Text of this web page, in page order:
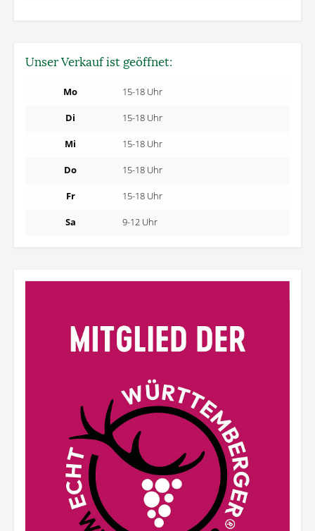
Unser Verkauf ist geöffnet:
Mo 15-18 Uhr
Di 15-18 Uhr
Mi 15-18 Uhr
Do 15-18 Uhr
Fr 15-18 Uhr
Sa 9-12 Uhr